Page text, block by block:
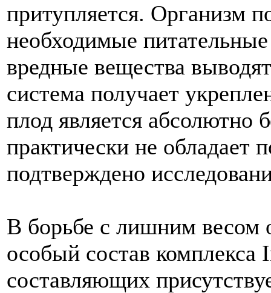
притупляется. Организм
необходимые
вредные вещества
система получает
плод является абсолютно
практически не
подтверждено
В борьбе с лишним весом
особый состав
составляющих